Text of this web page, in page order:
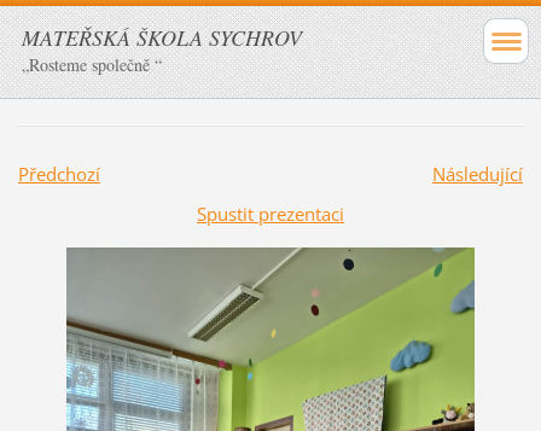
MATEŘSKÁ ŠKOLA SYCHROV
„Rosteme společně “
Předchozí
Následující
Spustit prezentaci